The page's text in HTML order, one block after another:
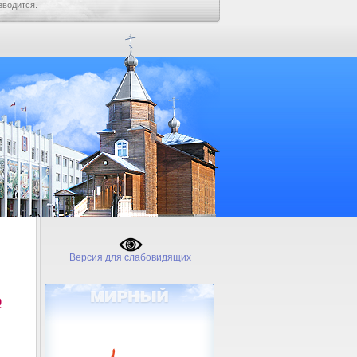
Версия для слабовидящих